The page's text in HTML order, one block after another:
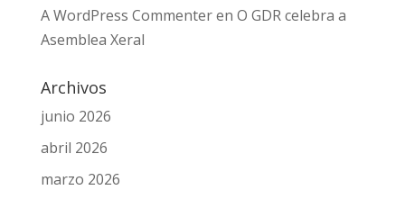
A WordPress Commenteren O GDR celebra a
Asemblea Xeral
Archivos
junio 2026
abril 2026
marzo 2026